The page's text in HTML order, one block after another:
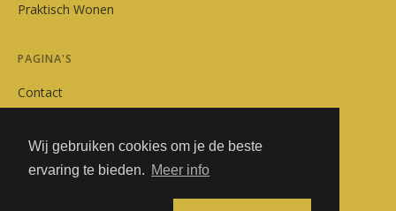
Wij gebruiken cookies om je de beste
ervaring te bieden. Meer info
Praktisch Wonen
PAGINA'S
Contact
Algemene Voorwaarden